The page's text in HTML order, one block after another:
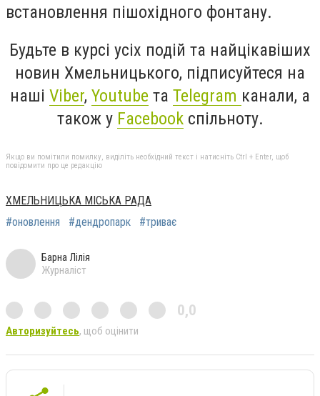
встановлення пішохідного фонтану.
Будьте в курсі усіх подій та найцікавіших
новин Хмельницького, підписуйтеся на
наші Viber, Youtube та Telegram канали, а
також у Facebookспільноту.
Якщо ви помітили помилку, виділіть необхідний текст і натисніть Ctrl + Enter, щоб
повідомити про це редакцію
ХМЕЛЬНИЦЬКА МІСЬКА РАДА
#оновлення
#дендропарк #триває
Барна Лілія
Журналіст
0,0
Авторизуйтесь, щоб оцінити